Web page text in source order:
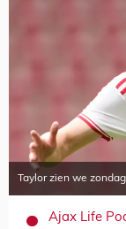
Taylor zien we
Ajax Life